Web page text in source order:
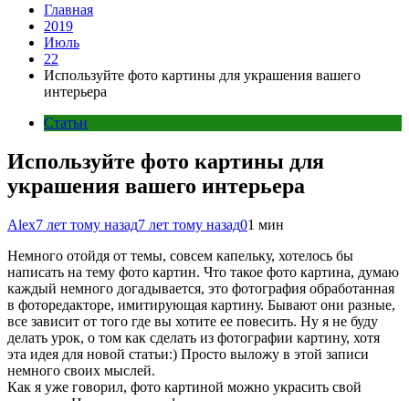
Главная
2019
Июль
22
Используйте фото картины для украшения вашего
интерьера
Статьи
Используйте фото картины для
украшения вашего интерьера
Alex7 лет тому назад7 лет тому назад01 мин
Немного отойдя от темы, совсем капельку, хотелось бы
написать на тему фото картин. Что такое фото картина, думаю
каждый немного догадывается, это фотография обработанная
в фоторедакторе, имитирующая картину. Бывают они разные,
все зависит от того где вы хотите ее повесить. Ну я не буду
делать урок, о том как сделать из фотографии картину, хотя
эта идея для новой статьи:) Просто выложу в этой записи
немного своих мыслей.
Как я уже говорил, фото картиной можно украсить свой